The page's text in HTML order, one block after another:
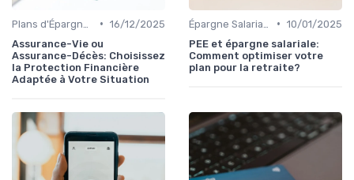
• 16/12/2025
Assurance-Vie ou
Assurance-Décès: Choisissez
la Protection Financière
Adaptée à Votre Situation
• 10/01/2025
PEE et épargne salariale:
Comment optimiser votre
plan pour la retraite?